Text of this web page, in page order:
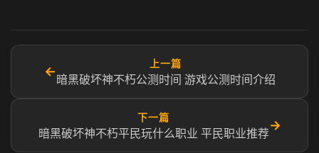
←
上一篇
暗黑破坏神不朽公测时间 游戏公测时间介绍
下一篇
暗黑破坏神不朽平民玩什么职业 平民职业推荐
→